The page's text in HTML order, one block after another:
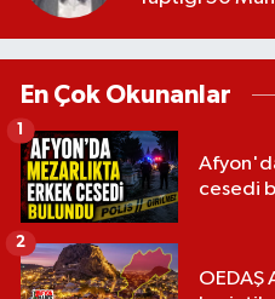
En Çok Okunanlar
cesedi
1
OEDAŞ
2